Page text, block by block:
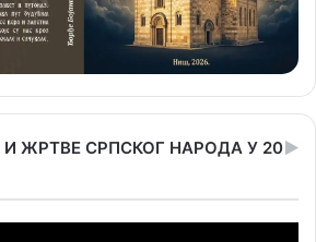
ЖРТВЕ СРПСКОГ НАРОДА У 20